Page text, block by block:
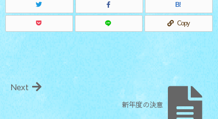
B!
Copy
新年度の決意
Next